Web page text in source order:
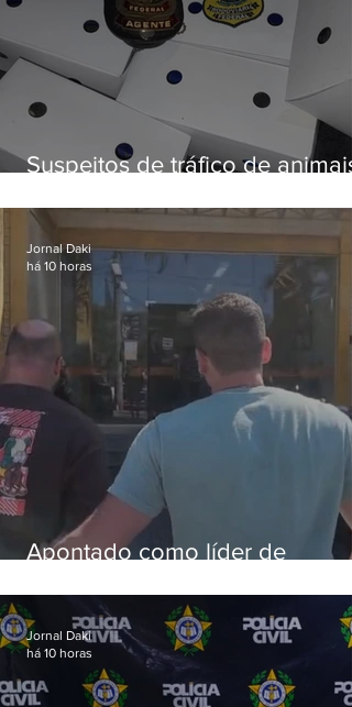
Suspeitos de tráfico de animais
aves
Apontado como líder de
aposentados é preso
Jornal Daki
há 10 horas
Jornal Daki
há 10 horas